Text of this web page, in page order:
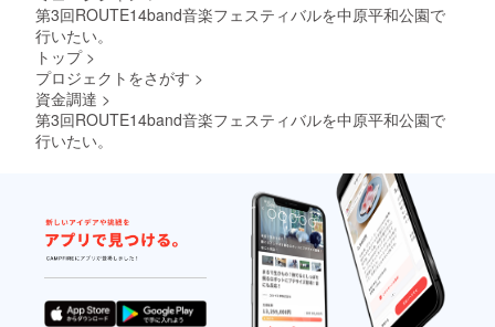
い次第あらためてご案
い。当日、平和公園で
お会いしましょう。
第3回ROUTE14band音楽フェスティバルを中原平和公園で
行いたい。
トップ >
プロジェクトをさがす >
資金調達 >
第3回ROUTE14band音楽フェスティバルを中原平和公園で
行いたい。